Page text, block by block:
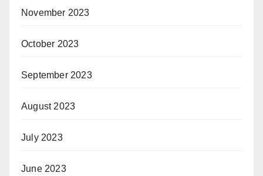
November 2023
October 2023
September 2023
August 2023
July 2023
June 2023